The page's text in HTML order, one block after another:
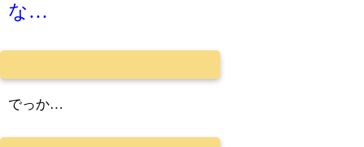
な…
でっか…